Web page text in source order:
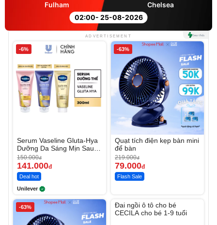
02:00- 25-08-2026
Fulham Chelsea
ADVERTISEMENT
-6%
Serum Vaseline Gluta-Hya
Dưỡng Da Sáng Mịn Sau 7
Ngày
150.000đ
141.000đ
Deal hot
Unilever
-63%
Quạt tích điện kẹp bàn mini
để bàn
219.000đ
79.000đ
Flash Sale
-63%
Đai ngồi ô tô cho bé
CECILA cho bé 1-9 tuổi